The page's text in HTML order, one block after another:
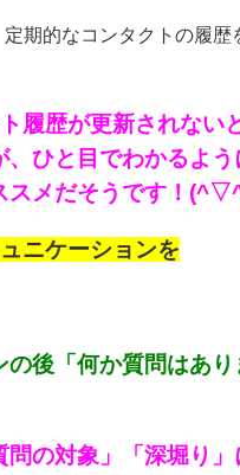
期的なコンタクトの履
履歴が更新されな
ひと目でわかるよ
スメだそうです！
ニケーションを
後「何か質問はあ
の対象」「深堀り